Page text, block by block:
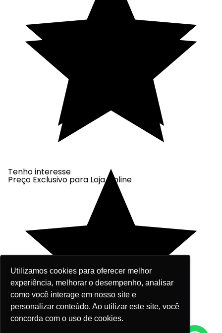
Utilizamos cookies para oferecer melhor
experiência, melhorar o desempenho, analisar
como você interage em nosso site e
personalizar conteúdo. Ao utilizar este site, você
concorda com o uso de cookies.
Tenho interesse
Preço Exclusivo para Loja Online